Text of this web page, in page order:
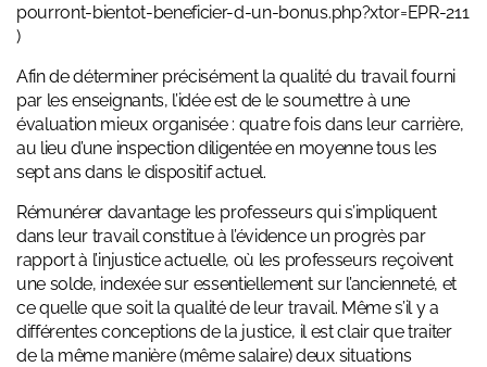
pourront-bientot-beneficier-d-un-bonus.php?xtor=EPR-211
)
Afin de déterminer précisément la qualité du travail fourni
par les enseignants, l’idée est de le soumettre à une
évaluation mieux organisée : quatre fois dans leur carrière,
au lieu d’une inspection diligentée en moyenne tous les
sept ans dans le dispositif actuel.
Rémunérer davantage les professeurs qui s’impliquent
dans leur travail constitue à l’évidence un progrès par
rapport à l’injustice actuelle, où les professeurs reçoivent
une solde, indexée sur essentiellement sur l’ancienneté, et
ce quelle que soit la qualité de leur travail. Même s’il y a
différentes conceptions de la justice, il est clair que traiter
de la même manière (même salaire) deux situations